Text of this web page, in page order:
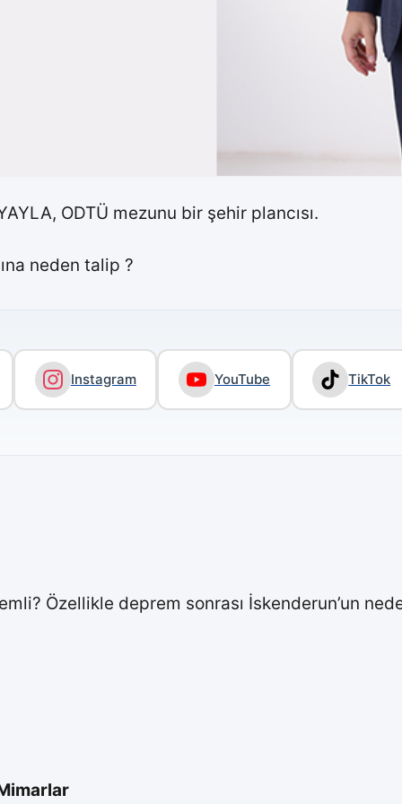
ODTÜ mezunu bir şehir plancısı.
neden talip ?
Instagram YouTube TikTok
Özellikle deprem sonrası İskenderun’un